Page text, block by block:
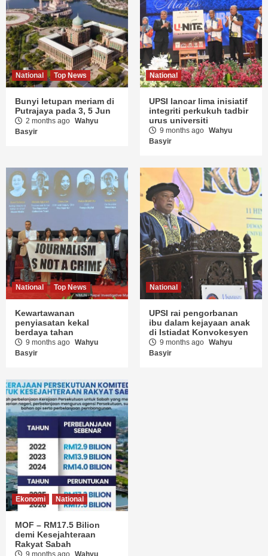
National Top News
Bunyi letupan meriam di
Putrajaya pada 3, 5 Jun
2 months ago Wahyu
Basyir
National
UPSI lancar lima inisiatif
integriti perkukuh tadbir
urus universiti
9 months ago Wahyu
Basyir
National Top News
Kewartawanan
penyiasatan kekal
berdaya tahan
9 months ago Wahyu
Basyir
National
UPSI rai pengorbanan
ibu dalam kejayaan anak
di Istiadat Konvokesyen
9 months ago Wahyu
Basyir
Ekonomi National
MOF – RM17.5 Bilion
demi Kesejahteraan
Rakyat Sabah